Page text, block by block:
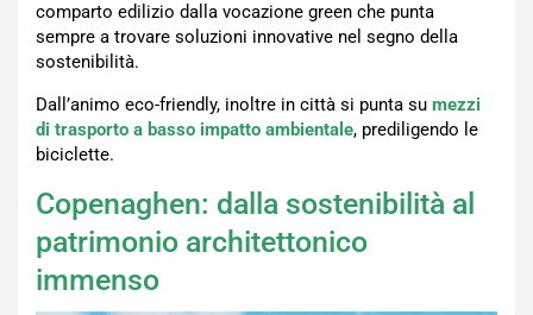
comparto edilizio dalla vocazione green che punta
sempre a trovare soluzioni innovative nel segno della
sostenibilità.
Dall’animo eco-friendly, inoltre in città si punta su mezzi
di trasporto a basso impatto ambientale, prediligendo le
biciclette.
Copenaghen: dalla sostenibilità al
patrimonio architettonico
immenso